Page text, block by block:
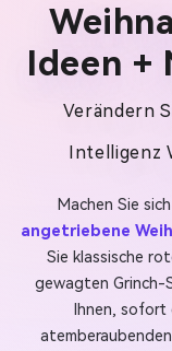
Ideen +
Verändern
Intelligenz
Machen Sie
angetriebene
Sie klassische
gewagten Grinch-
Ihnen, sofort